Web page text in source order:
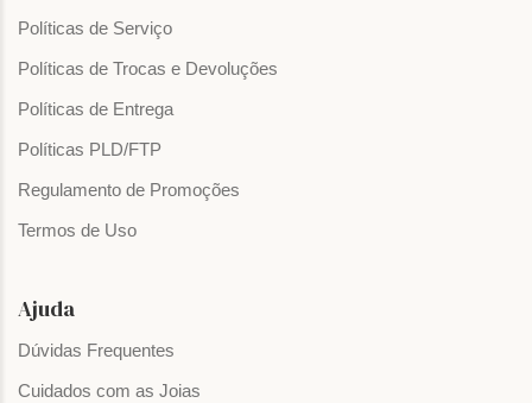
Políticas de Serviço
Políticas de Trocas e Devoluções
Políticas de Entrega
Políticas PLD/FTP
Regulamento de Promoções
Termos de Uso
Ajuda
Dúvidas Frequentes
Cuidados com as Joias